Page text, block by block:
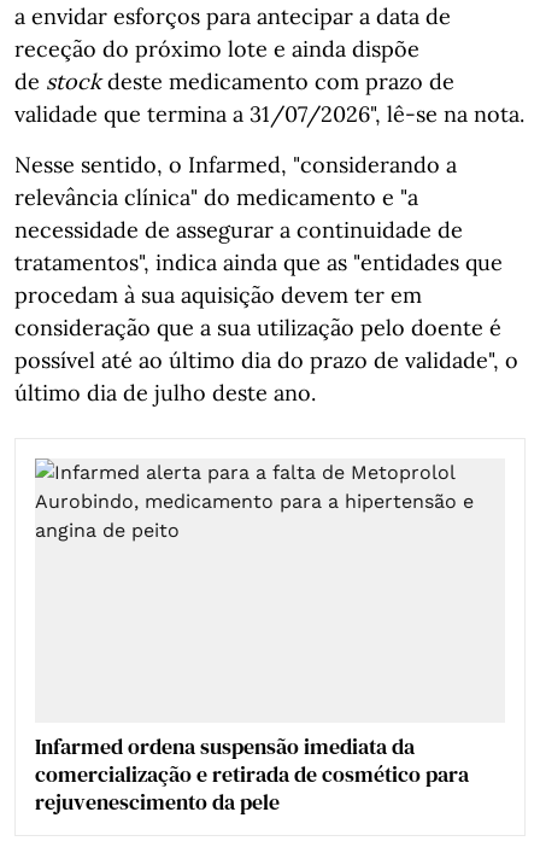
a envidar esforços para antecipar a data de
receção do próximo lote e ainda dispõe
de stockdeste medicamento com prazo de
validade que termina a 31/07/2026", lê-se na nota.
Nesse sentido, o Infarmed, "considerando a
relevância clínica" do medicamento e "a
necessidade de assegurar a continuidade de
tratamentos", indica ainda que as "entidades que
procedam à sua aquisição devem ter em
consideração que a sua utilização pelo doente é
possível até ao último dia do prazo de validade", o
último dia de julho deste ano.
Infarmed ordena suspensão imediata da
comercialização e retirada de cosmético para
rejuvenescimento da pele